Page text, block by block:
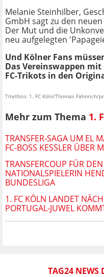
Melanie Steinhilber,
GmbH sagt zu den
Der Mut und die
neu aufgelegten
Und Kölner Fans
Das Vereinswappen
FC-Trikots in den
Titelfoto: 1. FC Köln/Thomas Fähnrich/pr
Mehr zum Thema 1.
TRANSFER-SAGA UM EL
FC-BOSS KESSLER ÜBER
TRANSFERCOUP FÜR
NATIONALSPIELERIN
BUNDESLIGA
1. FC KÖLN LANDET
PORTUGAL-JUWEL
TAG24